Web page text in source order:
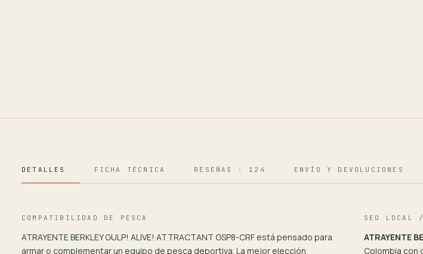
DETALLES FICHA TÉCNICA RESEÑAS · 124 ENVÍO Y DEVOLUCIONES
COMPATIBILIDAD DE PESCA
ATRAYENTE BERKLEY GULP! ALIVE! ATTRACTANT GSP8-CRF está pensado para
armar o complementar un equipo de pesca deportiva. La mejor elección
SEO LOCAL
ATRAYENTE
Colombia con